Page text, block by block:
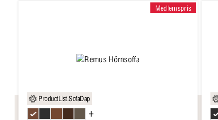
Medlemspris
ProductList.SofaDap
+